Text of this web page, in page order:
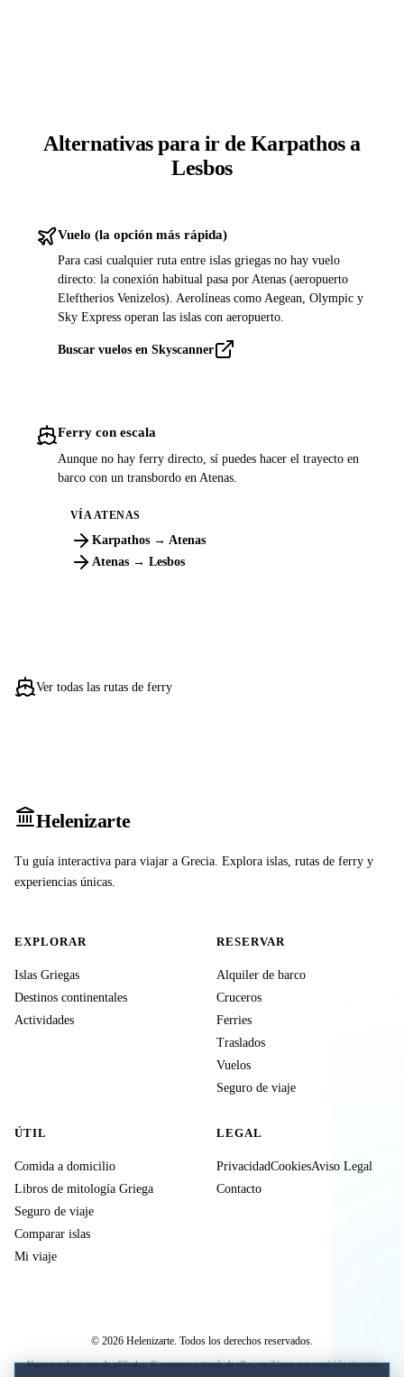
Alternativas para ir de Karpathos a
Lesbos
Vuelo (la opción más rápida)
Para casi cualquier ruta entre islas griegas no hay vuelo
directo: la conexión habitual pasa por Atenas (aeropuerto
Eleftherios Venizelos). Aerolíneas como Aegean, Olympic y
Sky Express operan las islas con aeropuerto.
Buscar vuelos en Skyscanner
Ferry con escala
Aunque no hay ferry directo, sí puedes hacer el trayecto en
barco con un transbordo en Atenas.
VÍA ATENAS
Karpathos → Atenas
Atenas → Lesbos
Ver todas las rutas de ferry
Helenizarte
Tu guía interactiva para viajar a Grecia. Explora islas, rutas de ferry y
experiencias únicas.
EXPLORAR
Islas Griegas
Destinos continentales
Actividades
RESERVAR
Alquiler de barco
Cruceros
Ferries
Traslados
Vuelos
Seguro de viaje
ÚTIL
Comida a domicilio
Libros de mitología Griega
Seguro de viaje
Comparar islas
Mi viaje
LEGAL
PrivacidadCookiesAviso Legal
Contacto
© 2026 Helenizarte. Todos los derechos reservados.
Algunos enlaces son de afiliados. Si compras a través de ellos, recibimos una comisión sin coste